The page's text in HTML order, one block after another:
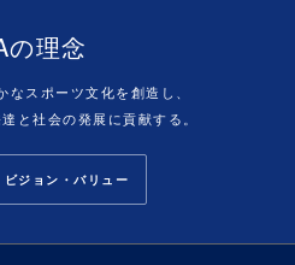
の理念
スポーツ文化を創造し、
と社会の発展に貢献する。
ジョン・バリュー